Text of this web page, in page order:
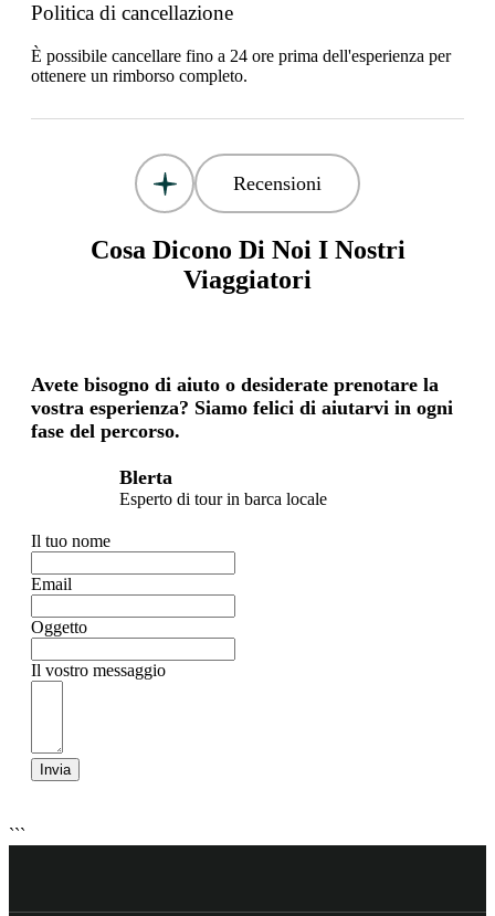
Politica di cancellazione
È possibile cancellare fino a 24 ore prima dell'esperienza per
ottenere un rimborso completo.
Recensioni
Cosa Dicono Di Noi I Nostri
Viaggiatori
Avete bisogno di aiuto o desiderate prenotare la
vostra esperienza? Siamo felici di aiutarvi in ogni
fase del percorso.
Blerta
Esperto di tour in barca locale
Il tuo nome
Email
Oggetto
Il vostro messaggio
Invia
```